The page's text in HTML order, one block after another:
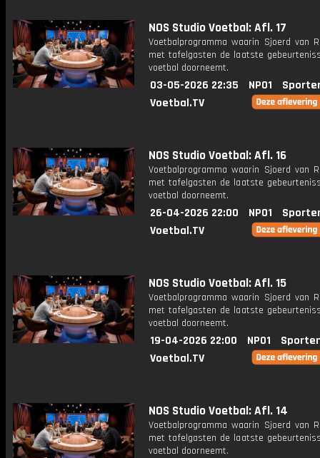
NOS Studio Voetbal: Afl. 17
Voetbalprogramma waarin Sjoerd van
met tafelgasten de laatste
voetbal doorneemt.
03-05-2026 22:35 NPO1
Voetbal.TV
NOS Studio Voetbal: Afl. 16
Voetbalprogramma waarin Sjoerd van
met tafelgasten de laatste
voetbal doorneemt.
26-04-2026 22:00 NPO1
Voetbal.TV
NOS Studio Voetbal: Afl. 15
Voetbalprogramma waarin Sjoerd van
met tafelgasten de laatste
voetbal doorneemt.
19-04-2026 22:00 NPO1
Voetbal.TV
NOS Studio Voetbal: Afl. 14
Voetbalprogramma waarin Sjoerd van
met tafelgasten de laatste
voetbal doorneemt.